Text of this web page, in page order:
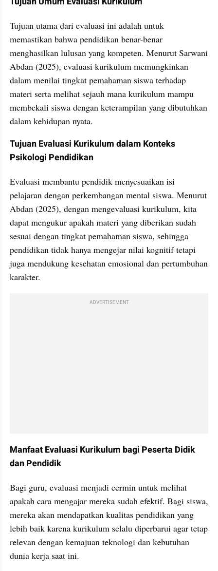
Tujuan utama dari evaluasi ini adalah untuk
memastikan bahwa pendidikan benar-benar
menghasilkan lulusan yang kompeten. Menurut Sarwani
Abdan (2025), evaluasi kurikulum memungkinkan
dalam menilai tingkat pemahaman siswa terhadap
materi serta melihat sejauh mana kurikulum mampu
membekali siswa dengan keterampilan yang dibutuhkan
dalam kehidupan nyata.
Tujuan Evaluasi Kurikulum dalam Konteks
Psikologi Pendidikan
Evaluasi membantu pendidik menyesuaikan isi
pelajaran dengan perkembangan mental siswa. Menurut
Abdan (2025), dengan mengevaluasi kurikulum, kita
dapat mengukur apakah materi yang diberikan sudah
sesuai dengan tingkat pemahaman siswa, sehingga
pendidikan tidak hanya mengejar nilai kognitif tetapi
juga mendukung kesehatan emosional dan pertumbuhan
karakter.
ADVERTISEMENT
Manfaat Evaluasi Kurikulum bagi Peserta Didik
dan Pendidik
Bagi guru, evaluasi menjadi cermin untuk melihat
apakah cara mengajar mereka sudah efektif. Bagi siswa,
mereka akan mendapatkan kualitas pendidikan yang
lebih baik karena kurikulum selalu diperbarui agar tetap
relevan dengan kemajuan teknologi dan kebutuhan
dunia kerja saat ini.